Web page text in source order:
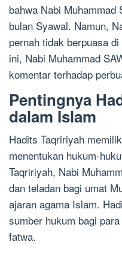
bahwa Nabi Muhammad
bulan Syawal. Namun,
pernah tidak berpuasa
ini, Nabi Muhammad
komentar terhadap
Pentingnya
dalam Islam
Hadits Taqririyah
menentukan hukum-
Taqririyah, Nabi
dan teladan bagi umat
ajaran agama Islam.
sumber hukum bagi
fatwa.